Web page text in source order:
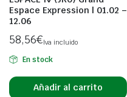
Espace Expression | 01.02 –
12.06
58,56€Iva incluido
En stock
Añadir al carrito